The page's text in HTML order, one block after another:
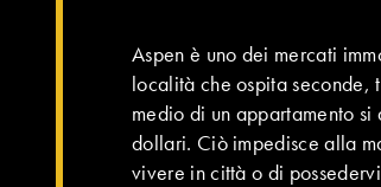
Aspen è uno dei mercati
località che ospita seconde,
medio di un appartamento
dollari. Ciò impedisce alla
vivere in città o di